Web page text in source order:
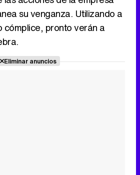
su venganza. Utilizando a
cómplice, pronto verán a
Eliminar anuncios